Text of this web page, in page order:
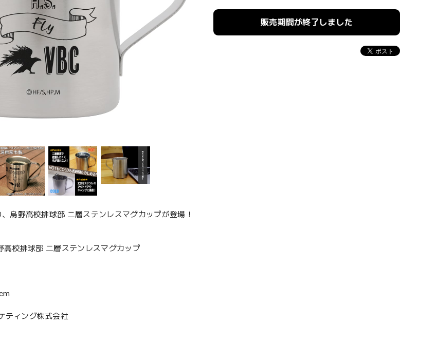
販売期間が終了しました
烏野高校排球部 二層ステンレスマグカップが登場！
高校排球部 二層ステンレスマグカップ
ティング株式会社